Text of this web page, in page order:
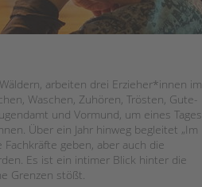
arbeiten drei Erzieher*innen im
Waschen, Zuhören, Trösten, Gute-
und Vormund, um eines Tages
Über ein Jahr hinweg begleitet „Im
Fachkräfte geben, aber auch die
Es ist ein intimer Blick hinter die
Grenzen stößt.